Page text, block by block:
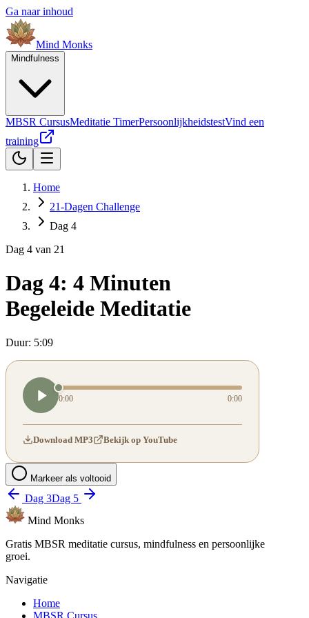
Ga naar inhoud
Mind Monks
Mindfulness
MBSR CursusMeditatie TimerPersoonlijkheidstestVind een
training
Home
21-Dagen Challenge
Dag 4
Dag 4 van 21
Dag 4: 4 Minuten
Begeleide Meditatie
Duur: 5:09
0:00 0:00
Download MP3 Bekijk op YouTube
Markeer als voltooid
Dag 3Dag 5
Mind Monks
Gratis MBSR meditatie cursus, mindfulness en persoonlijke
groei.
Navigatie
Home
MBSR Cursus